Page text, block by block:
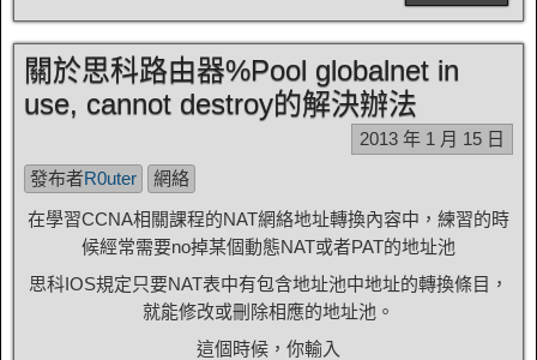
關於思科路由器%Pool globalnet in
use, cannot destroy的解決辦法
2013 年 1 月 15 日
發布者R0uter
網絡
在學習CCNA相關課程的NAT網絡地址轉換內容中，練習的時
候經常需要no掉某個動態NAT或者PAT的地址池
思科IOS規定只要NAT表中有包含地址池中地址的轉換條目，
就能修改或刪除相應的地址池。
這個時候，你輸入